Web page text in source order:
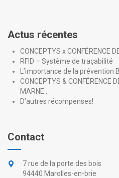
Actus récentes
CONCEPTYS x CONFÉRENCE
RFID – Système de traçabilité
L’importance de la prévention
CONCEPTYS & CONFÉRENCE
MARNE :
D’autres récompenses!
Contact
7 rue de la porte des bois
94440 Marolles-en-brie